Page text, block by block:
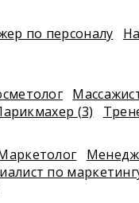
по персоналу
(3)
по